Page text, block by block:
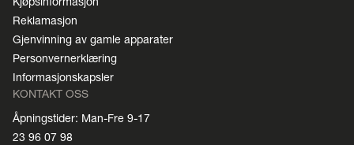
Reklamasjon
Gjenvinning av gamle apparater
Personvernerklæring
Informasjonskapsler
KONTAKT OSS
Åpningstider: Man-Fre 9-17
23 96 07 98